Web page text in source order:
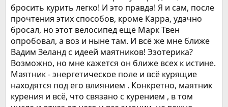
бросить курить легко! И это правда! Я и сам, после
прочтения этих способов, кроме Карра, удачно
бросал, но этот велосипед ещё Марк Твен
опробовал, а воз и ныне там. И всё же мне ближе
Вадим Зеланд с идеей маятников! Эзотерика?
Возможно, но мне кажется он ближе всех к истине.
Маятник - энергетическое поле и всё курящие
находятся под его влиянием . Конкретно, маятник
курения и всё, что связано с курением , в том